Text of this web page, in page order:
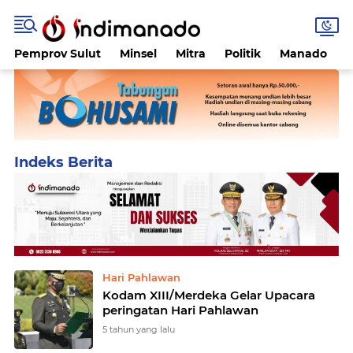
Pemprov Sulut Minsel Mitra Politik Manado
Hari Pahlawan
Kodam XIII/Merdeka Gelar Upacara
peringatan Hari Pahlawan
5 tahun yang lalu